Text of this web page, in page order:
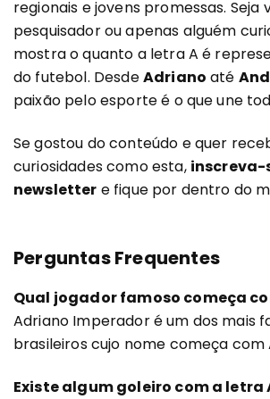
regionais e jovens promessas. Seja
pesquisador ou apenas alguém
mostra o quanto a letra A é
do futebol. DesdeAdriano até
paixão pelo esporte é o que une
Se gostou do conteúdo e quer
curiosidades como esta, inscreva-
newsletter e fique por dentro do
Perguntas Frequentes
Qual jogador famoso começa
Adriano Imperador é um dos mais
brasileiros cujo nome começa com
Existe algum goleiro com a letra